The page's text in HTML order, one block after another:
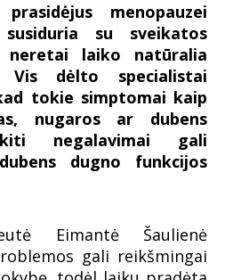
menopauzei
su sveikatos
neretai laiko natūralia
Vis dėlto specialistai
tokie simptomai kaip
nugaros ar dubens
negalavimai gali
dugno funkcijos
Eimantė Šaulienė
gali reikšmingai